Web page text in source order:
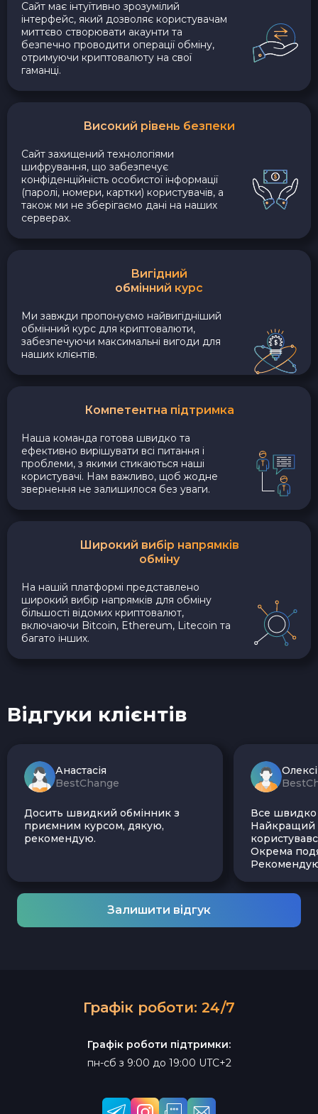
Сайт має інтуїтивно зрозумілий
інтерфейс, який дозволяє користувачам
миттєво створювати акаунти та
безпечно проводити операції обміну,
отримуючи криптовалюту на свої
гаманці.
Високий рівень безпеки
Сайт захищений технологіями
шифрування, що забезпечує
конфіденційність особистої інформації
(паролі, номери, картки) користувачів, а
також ми не зберігаємо дані на наших
серверах.
Вигідний
обмінний курс
Ми завжди пропонуємо найвигідніший
обмінний курс для криптовалюти,
забезпечуючи максимальні вигоди для
наших клієнтів.
Компетентна підтримка
Наша команда готова швидко та
ефективно вирішувати всі питання і
проблеми, з якими стикаються наші
користувачі. Нам важливо, щоб жодне
звернення не залишилося без уваги.
Широкий вибір напрямків
обміну
На нашій платформі представлено
широкий вибір напрямків для обміну
більшості відомих криптовалют,
включаючи Bitcoin, Ethereum, Litecoin та
багато інших.
Відгуки клієнтів
Анастасія
BestChange
Досить швидкий обмінник з
приємним курсом, дякую,
рекомендую.
Все швидко
Найкращий
Окрема
Залишити відгук
Графік роботи: 24/7
Графік роботи підтримки:
пн-сб з 9:00 до 19:00 UTC+2